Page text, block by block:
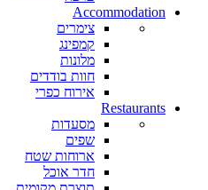
Accommodation
צימרים
קמפינג
מלונות
חוות בודדים
אירוח כפרי
Restaurants
מסעדות
שפים
ארוחות שטח
חדר אוכל